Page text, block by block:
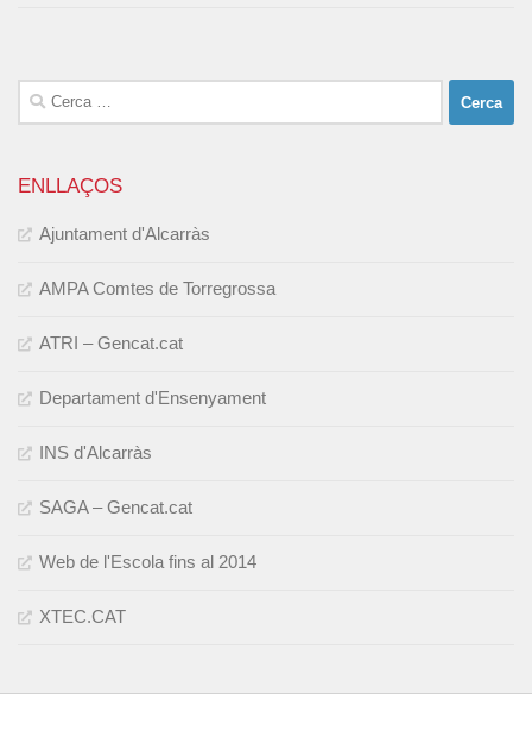
Cerca:
ENLLAÇOS
Ajuntament d'Alcarràs
AMPA Comtes de Torregrossa
ATRI – Gencat.cat
Departament d'Ensenyament
INS d'Alcarràs
SAGA – Gencat.cat
Web de l'Escola fins al 2014
XTEC.CAT